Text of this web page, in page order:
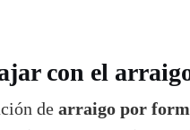
con el
de arraigo por